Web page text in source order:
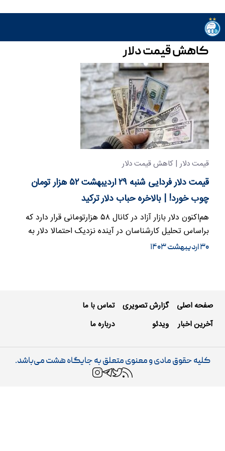
کاهش قیمت دلار
قیمت دلار | کاهش قیمت دلار
قیمت دلار فردایی شنبه ۲۹ اردیبهشت ۵۲ هزار تومان
چوب خورد! | بالاخره حباب دلار ترکید
هم‌اکنون دلار بازار آزاد در کانال ۵۸ هزارتومانی قرار دارد که
براساس تحلیل کارشناسان در آینده نزدیک احتمالا دلار به
نرخ…
۳۰ اردیبهشت ۱۴۰۳
صفحه اصلی
آخرین اخبار
گزارش تصویری
ویدئو
تماس با ما
درباره ما
کلیه حقوق مادی و معنوی متعلق به جایگاه هشت می‌باشد.